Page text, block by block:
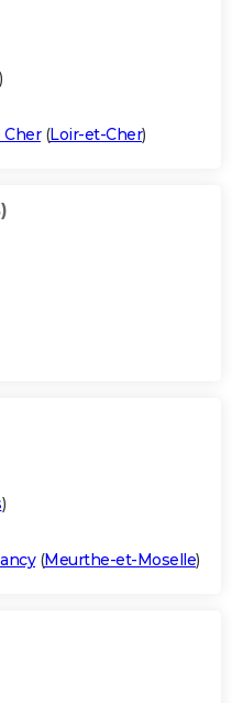
)
Cher(Loir-et-Cher)
)
(Meurthe-et-Moselle)